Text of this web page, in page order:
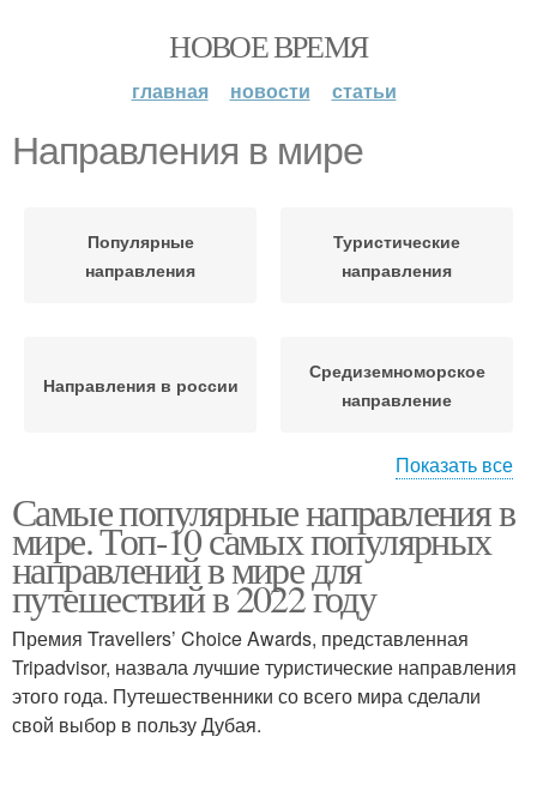
НОВОЕ ВРЕМЯ
главная новости статьи
Направления в мире
Популярные
направления
Туристические
направления
Направления в россии
Средиземноморское
направление
направление
путешествий
Направления по россии
Показать все
Самые популярные направления в
мире. Топ-10 самых популярных
направлений в мире для
путешествий в 2022 году
Премия Travellers’ Choice Awards, представленная
Tripadvisor, назвала лучшие туристические направления
этого года. Путешественники со всего мира сделали
свой выбор в пользу Дубая.